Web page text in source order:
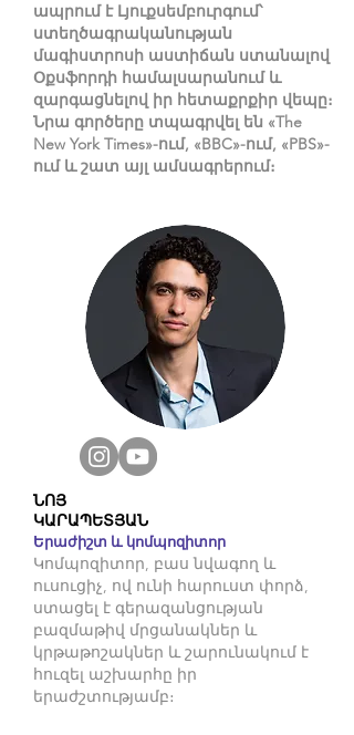
ապրում է Լյուքսեմբուրգում՝
ստեղծագրականության
մագիստրոսի աստիճան ստանալով
Օքսֆորդի համալսարանում և
զարգացնելով իր հետաքրքիր վեպը։
Նրա գործերը տպագրվել են «The
New York Times»-ում, «BBC»-ում, «PBS»-
ում և շատ այլ ամսագրերում։
ՆՈՅ
ԿԱՐԱՊԵՏՅԱՆ
Երաժիշտ և կոմպոզիտոր
Կոմպոզիտոր, բաս նվագող և
ուսուցիչ, ով ունի հարուստ փորձ,
ստացել է գերազանցության
բազմաթիվ մրցանակներ և
կրթաթոշակներ և շարունակում է
հուզել աշխարհը իր
երաժշտությամբ։